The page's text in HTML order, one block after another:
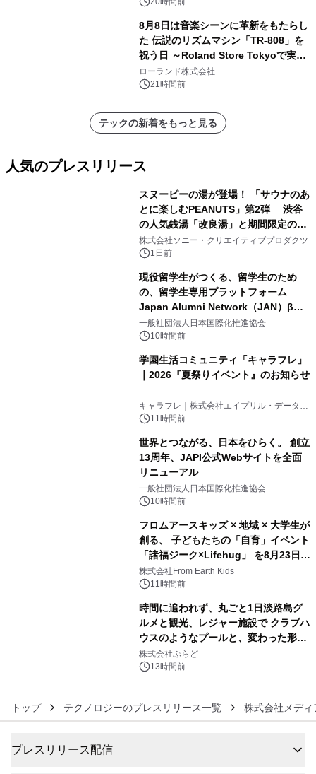
8月8日は音楽シーンに革新をもたらし
た 伝説のリズムマシン「TR-808」を
祝う日 ～Roland Store Tokyoで実機
を展示しての 記念キャンペーンを開
催 英国ラジオ「NTS」の 特別プログ
アーティストを フィーチャーしたアニ
メーションを公開～
ローランド株式会社
21時間前
テックの新着をもっと見る
人気のプレスリリース
スヌーピーの湯が登場！ 「サウナのあ
とに楽しむPEANUTS」第2弾 渋谷
の人気銭湯「改良湯」と期間限定のコ
ラボレーション サウナイキタイコラ
ボグッズも発売決定！
株式会社ソニー・クリエイティブプロダクツ
1日前
現役留学生がつくる、留学生のため
の、留学生専用プラットフォーム
Japan Alumni Network（JAN）β版
をリリース
一般社団法人日本国際化推進協会
10時間前
学園生活コミュニティ「キャラフレ」
｜2026『夏祭りイベント』のお知らせ
キャラフレ｜株式会社エイプリル・データ・
デザインズ
11時間前
世界とつながる、日本をひらく。 創立
13周年、JAPI公式Webサイトを全面
リニューアル
一般社団法人日本国際化推進協会
10時間前
フロムアースキッズ × 地域 × 大学生が
創る、 子どもたちの「自育」イベント
「諸福ジーク×Lifehug」 を8月23日
(日)開催
株式会社From Earth Kids
11時間前
時間に追われず、丸ごと1日淡路島グ
ルメと観光、レジャー施設で クラブハ
ウスのようなプールと、変わった形の
サウナも 「THE BOXY AWAJI」のお
得な素泊まり連泊プランで
株式会社ぷらど
13時間前
トップ テクノロジーのプレスリリース一覧 株式会社メディ
プレスリリース配信